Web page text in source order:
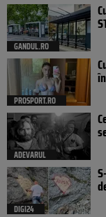
GANDUL.RO
PROSPORT.RO
ADEVARUL
DIGI24